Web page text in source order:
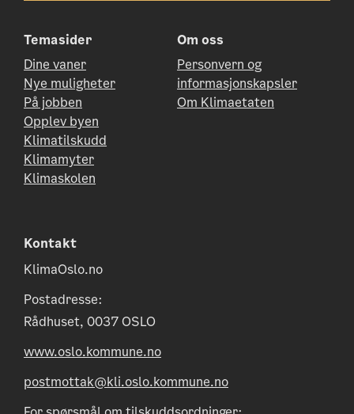
Temasider
Dine vaner
Nye muligheter
På jobben
Opplev byen
Klimatilskudd
Klimamyter
Klimaskolen
Om oss
Personvern og
informasjonskapsler
Om Klimaetaten
Kontakt
KlimaOslo.no
Postadresse:
Rådhuset, 0037 OSLO
www.oslo.kommune.no
postmottak@kli.oslo.kommune.no